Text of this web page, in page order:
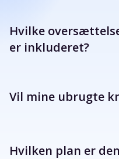
Hvilke
er inkluderet?
Vil mine ubrugte
Hvilken plan er